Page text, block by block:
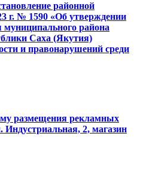
районной
г. № 1590 «Об утверждении
района
Саха (Якутия)
и правонарушений среди
размещения рекламных
Индустриальная, 2, магазин